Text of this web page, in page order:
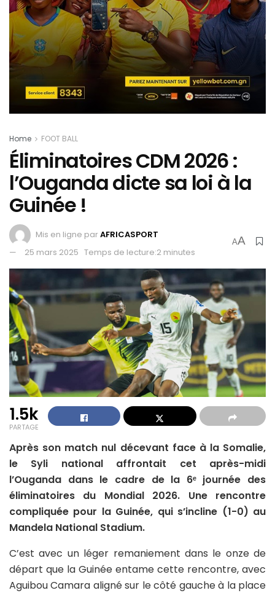
Home FOOT BALL
Éliminatoires CDM 2026 :
l’Ouganda dicte sa loi à la
Guinée !
Mis en ligne parAFRICASPORT
25 mars 2025 Temps de lecture:2 minutes
AA
1.5k
PARTAGE
Après son match nul décevant face à la Somalie,
le Syli national affrontait cet après-midi
l’Ouganda dans le cadre de la 6ᵉ journée des
éliminatoires du Mondial 2026. Une rencontre
compliquée pour la Guinée, qui s’incline (1-0) au
Mandela National Stadium.
C’est avec un léger remaniement dans le onze de
départ que la Guinée entame cette rencontre, avec
Aguibou Camara aligné sur le côté gauche à la place